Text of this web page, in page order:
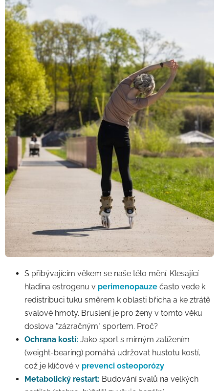
S přibývajícím věkem se naše tělo mění. Klesající
hladina estrogenu v perimenopauze často vede k
redistribuci tuku směrem k oblasti břicha a ke ztrátě
svalové hmoty. Bruslení je pro ženy v tomto věku
doslova "zázračným" sportem. Proč?
Ochrana kostí: Jako sport s mírným zatížením
(weight-bearing) pomáhá udržovat hustotu kostí,
což je klíčové v prevenci osteoporózy.
Metabolický restart: Budování svalů na velkých